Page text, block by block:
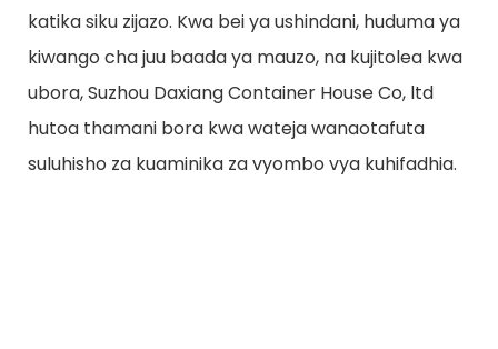
katika siku zijazo. Kwa bei ya ushindani, huduma ya
kiwango cha juu baada ya mauzo, na kujitolea kwa
ubora, Suzhou Daxiang Container House Co, ltd
hutoa thamani bora kwa wateja wanaotafuta
suluhisho za kuaminika za vyombo vya kuhifadhia.